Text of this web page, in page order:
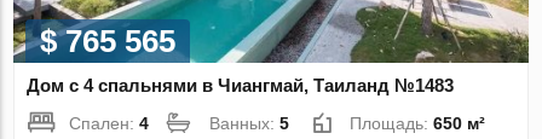
$ 765 565
Дом с 4 спальнями в Чиангмай, Таиланд №1483
Спален:4 Ванных:5 Площадь:650 м²